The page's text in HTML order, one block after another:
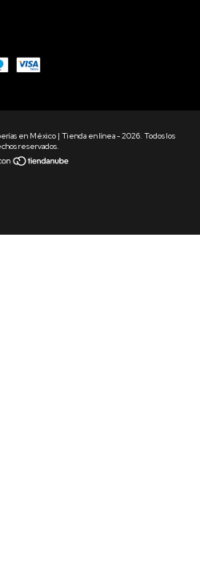
en México | Tienda en línea - 2026. Todos los
reservados.